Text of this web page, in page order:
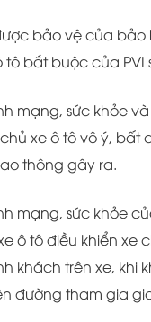
bảo vệ của bảo
tô bắt buộc của PVI
mạng, sức khỏe
xe ô tô vô ý, bất
thông gây ra.
mạng, sức khỏe
ô tô điều khiển xe
khách trên xe, khi
đường tham gia